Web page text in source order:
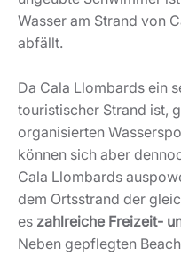
Wasser am Strand von
abfällt.
Da Cala Llombards ein
touristischer Strand ist,
organisierten
können sich aber
Cala Llombards
dem Ortsstrand der
es zahlreiche Freizeit-
Neben gepflegten